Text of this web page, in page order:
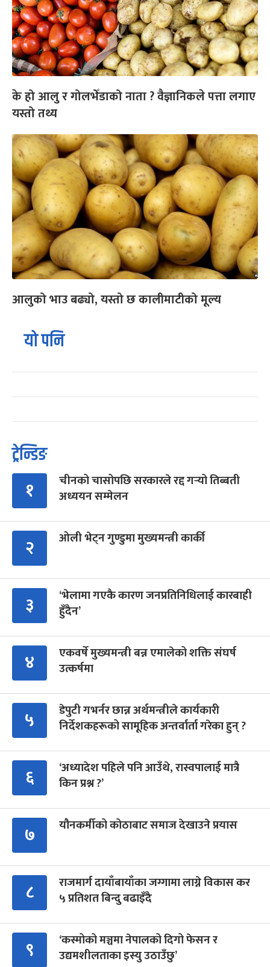
के हो आलु र गोलभेँडाको नाता ? वैज्ञानिकले पत्ता लगाए
यस्तो तथ्य
आलुको भाउ बढ्यो, यस्तो छ कालीमाटीको मूल्य
यो पनि
ट्रेन्डिङ
१
चीनको चासोपछि सरकारले रद्द गर्‍यो तिब्बती
अध्ययन सम्मेलन
२ ओली भेट्न गुण्डुमा मुख्यमन्त्री कार्की
३
‘भेलामा गएकै कारण जनप्रतिनिधिलाई कारबाही
हुँदैन’
४
एकवर्षे मुख्यमन्त्री बन्न एमालेको शक्ति संघर्ष
उत्कर्षमा
५
डेपुटी गभर्नर छान्न अर्थमन्त्रीले कार्यकारी
निर्देशकहरूको सामूहिक अन्तर्वार्ता गरेका हुन् ?
६
‘अध्यादेश पहिले पनि आउँथे, रास्वपालाई मात्रै
किन प्रश्न ?’
७ यौनकर्मीको कोठाबाट समाज देखाउने प्रयास
८
राजमार्ग दायाँबायाँका जग्गामा लाग्ने विकास कर
५ प्रतिशत बिन्दु बढाइँदै
९
‘कस्मोको मञ्चमा नेपालको दिगो फेसन र
उद्यमशीलताका इस्यु उठाउँछु’